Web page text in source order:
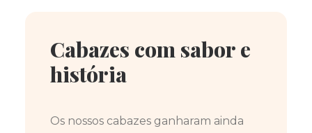
Cabazes com sabor e
história
Os nossos cabazes ganharam ainda